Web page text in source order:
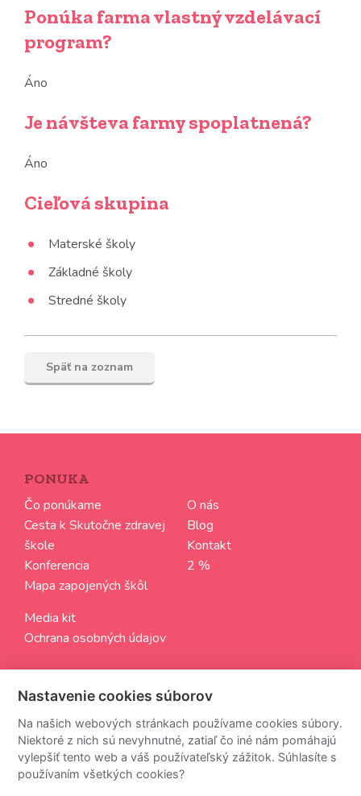
Ponúka farma vlastný vzdelávací
program?
Áno
Je návšteva farmy spoplatnená?
Áno
Cieľová skupina
Materské školy
Základné školy
Stredné školy
Späť na zoznam
PONUKA
Čo ponúkame
Cesta k Skutočne zdravej
škole
Konferencia
Mapa zapojených škôl
O nás
Blog
Kontakt
2 %
Media kit
Ochrana osobných údajov
Z odberu newsettra sa môžete kedykoľvek odhlásiť.
Nastavenie cookies súborov
Na našich webových stránkach používame cookies súbory.
Niektoré z nich sú nevyhnutné, zatiaľ čo iné nám pomáhajú
vylepšiť tento web a váš používateľský zážitok. Súhlasíte s
používaním všetkých cookies?